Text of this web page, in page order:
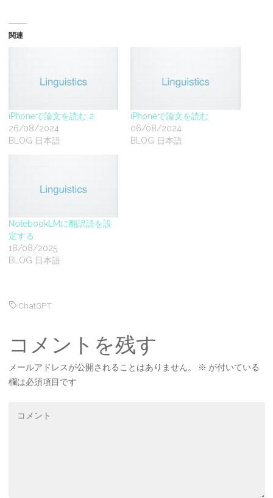
関連
iPhoneで論文を読む 2
26/08/2024
BLOG 日本語
iPhoneで論文を読む
06/08/2024
BLOG 日本語
NotebookLMに翻訳語を設
定する
18/08/2025
BLOG 日本語
ChatGPT
コメントを残す
メールアドレスが公開されることはありません。 ※ が付いている
欄は必須項目です